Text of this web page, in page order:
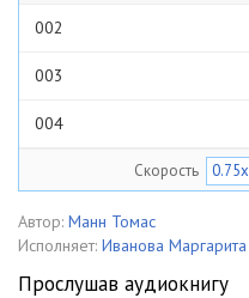
002
003
004
006
Скорость 0.75x
Автор: Манн Томас
Исполняет: Иванова Маргарита
Прослушав аудиокнигу